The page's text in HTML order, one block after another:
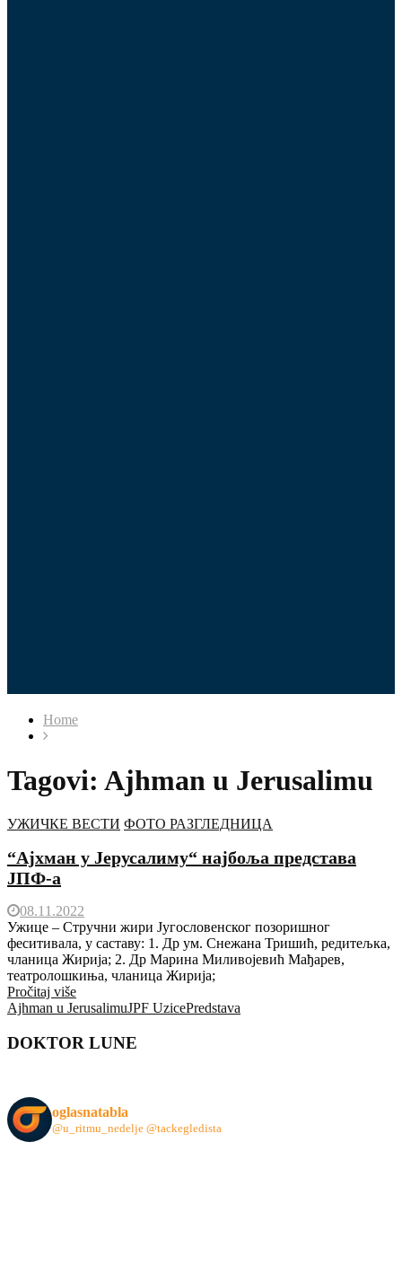
Home
Tagovi: Ajhman u Jerusalimu
УЖИЧКЕ ВЕСТИ ФОТО РАЗГЛЕДНИЦА
“Ајхман у Јерусалиму“ најбоља представа
ЈПФ-а
08.11.2022
Ужице – Стручни жири Југословенског позоришног
феситивала, у саставу: 1. Др ум. Снежана Тришић, редитељка,
чланица Жирија; 2. Др Марина Миливојевић Мађарев,
театролошкиња, чланица Жирија;
Pročitaj više
Ajhman u JerusalimuJPF UzicePredstava
DOKTOR LUNE
oglasnatabla
@u_ritmu_nedelje @tackegledista